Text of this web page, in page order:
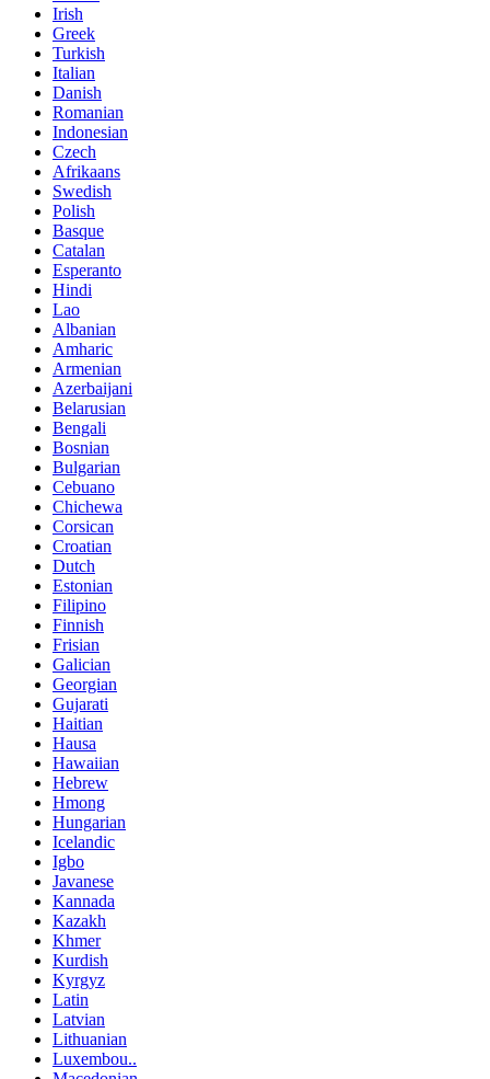
Irish
Greek
Turkish
Italian
Danish
Romanian
Indonesian
Czech
Afrikaans
Swedish
Polish
Basque
Catalan
Esperanto
Hindi
Lao
Albanian
Amharic
Armenian
Azerbaijani
Belarusian
Bengali
Bosnian
Bulgarian
Cebuano
Chichewa
Corsican
Croatian
Dutch
Estonian
Filipino
Finnish
Frisian
Galician
Georgian
Gujarati
Haitian
Hausa
Hawaiian
Hebrew
Hmong
Hungarian
Icelandic
Igbo
Javanese
Kannada
Kazakh
Khmer
Kurdish
Kyrgyz
Latin
Latvian
Lithuanian
Luxembou..